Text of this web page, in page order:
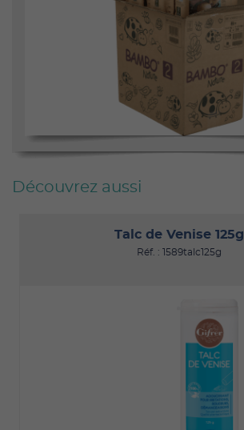
Découvrez aussi
Talc de Venise 125g
Réf. : 1589talc125g